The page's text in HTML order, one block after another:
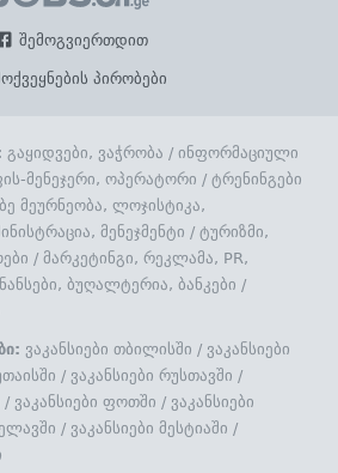
შემოგვიერთდით
პირობები
გაყიდვები, ვაჭრობა / ინფორმაციული
მენეჯერი, ოპერატორი / ტრენინგები
მეურნეობა, ლოჯისტიკა,
მენეჯმენტი / ტურიზმი,
/ მარკეტინგი, რეკლამა, PR,
ბუღალტერია, ბანკები /
ვაკანსიები თბილისში / ვაკანსიები
/ ვაკანსიები რუსთავში /
/ ვაკანსიები ფოთში / ვაკანსიები
/ ვაკანსიები მესტიაში /